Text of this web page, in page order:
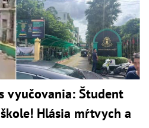
vyučovania: Študent
Hlásia mŕtvych a